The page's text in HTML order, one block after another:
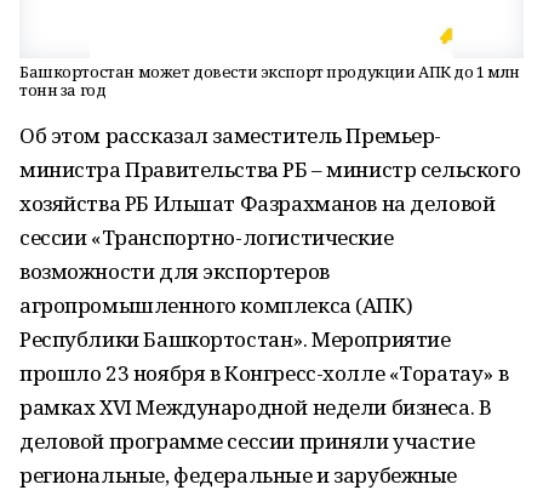
Башкортостан может довести экспорт продукции АПК до 1 млн
тонн за год
Об этом рассказал заместитель Премьер-
министра Правительства РБ – министр сельского
хозяйства РБ Ильшат Фазрахманов на деловой
сессии «Транспортно-логистические
возможности для экспортеров
агропромышленного комплекса (АПК)
Республики Башкортостан». Мероприятие
прошло 23 ноября в Конгресс-холле «Торатау» в
рамках XVI Международной недели бизнеса. В
деловой программе сессии приняли участие
региональные, федеральные и зарубежные